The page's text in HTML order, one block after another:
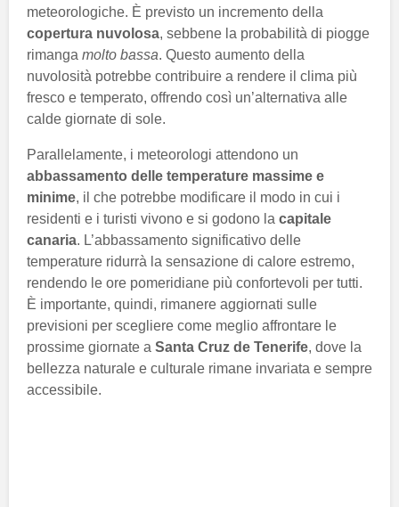
meteorologiche. È previsto un incremento della
copertura nuvolosa, sebbene la probabilità di piogge
rimanga molto bassa. Questo aumento della
nuvolosità potrebbe contribuire a rendere il clima più
fresco e temperato, offrendo così un’alternativa alle
calde giornate di sole.
Parallelamente, i meteorologi attendono un
abbassamento delle temperature massime e
minime, il che potrebbe modificare il modo in cui i
residenti e i turisti vivono e si godono la capitale
canaria. L’abbassamento significativo delle
temperature ridurrà la sensazione di calore estremo,
rendendo le ore pomeridiane più confortevoli per tutti.
È importante, quindi, rimanere aggiornati sulle
previsioni per scegliere come meglio affrontare le
prossime giornate a Santa Cruz de Tenerife, dove la
bellezza naturale e culturale rimane invariata e sempre
accessibile.